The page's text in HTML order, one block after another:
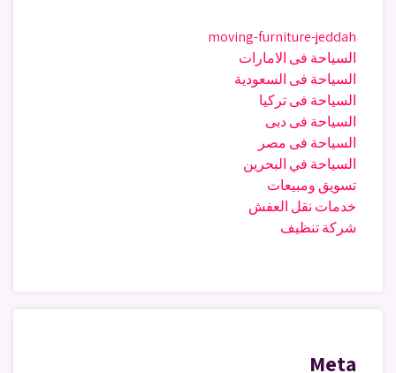
moving-furniture-jeddah
السياحة فى الامارات
السياحة فى السعودية
السياحة فى تركيا
السياحة فى دبى
السياحة فى مصر
السياحة في البحرين
تسويق ومبيعات
خدمات نقل العفش
شركة تنظيف
Meta